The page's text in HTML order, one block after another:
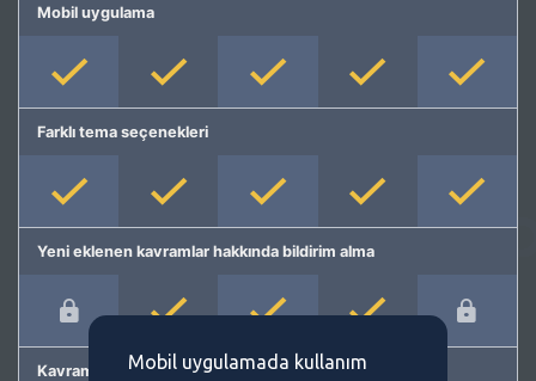
Mobil uygulama
Farklı tema seçenekleri
Yeni eklenen kavramlar hakkında bildirim alma
Kavram önermeMobil uygulamada kullanım